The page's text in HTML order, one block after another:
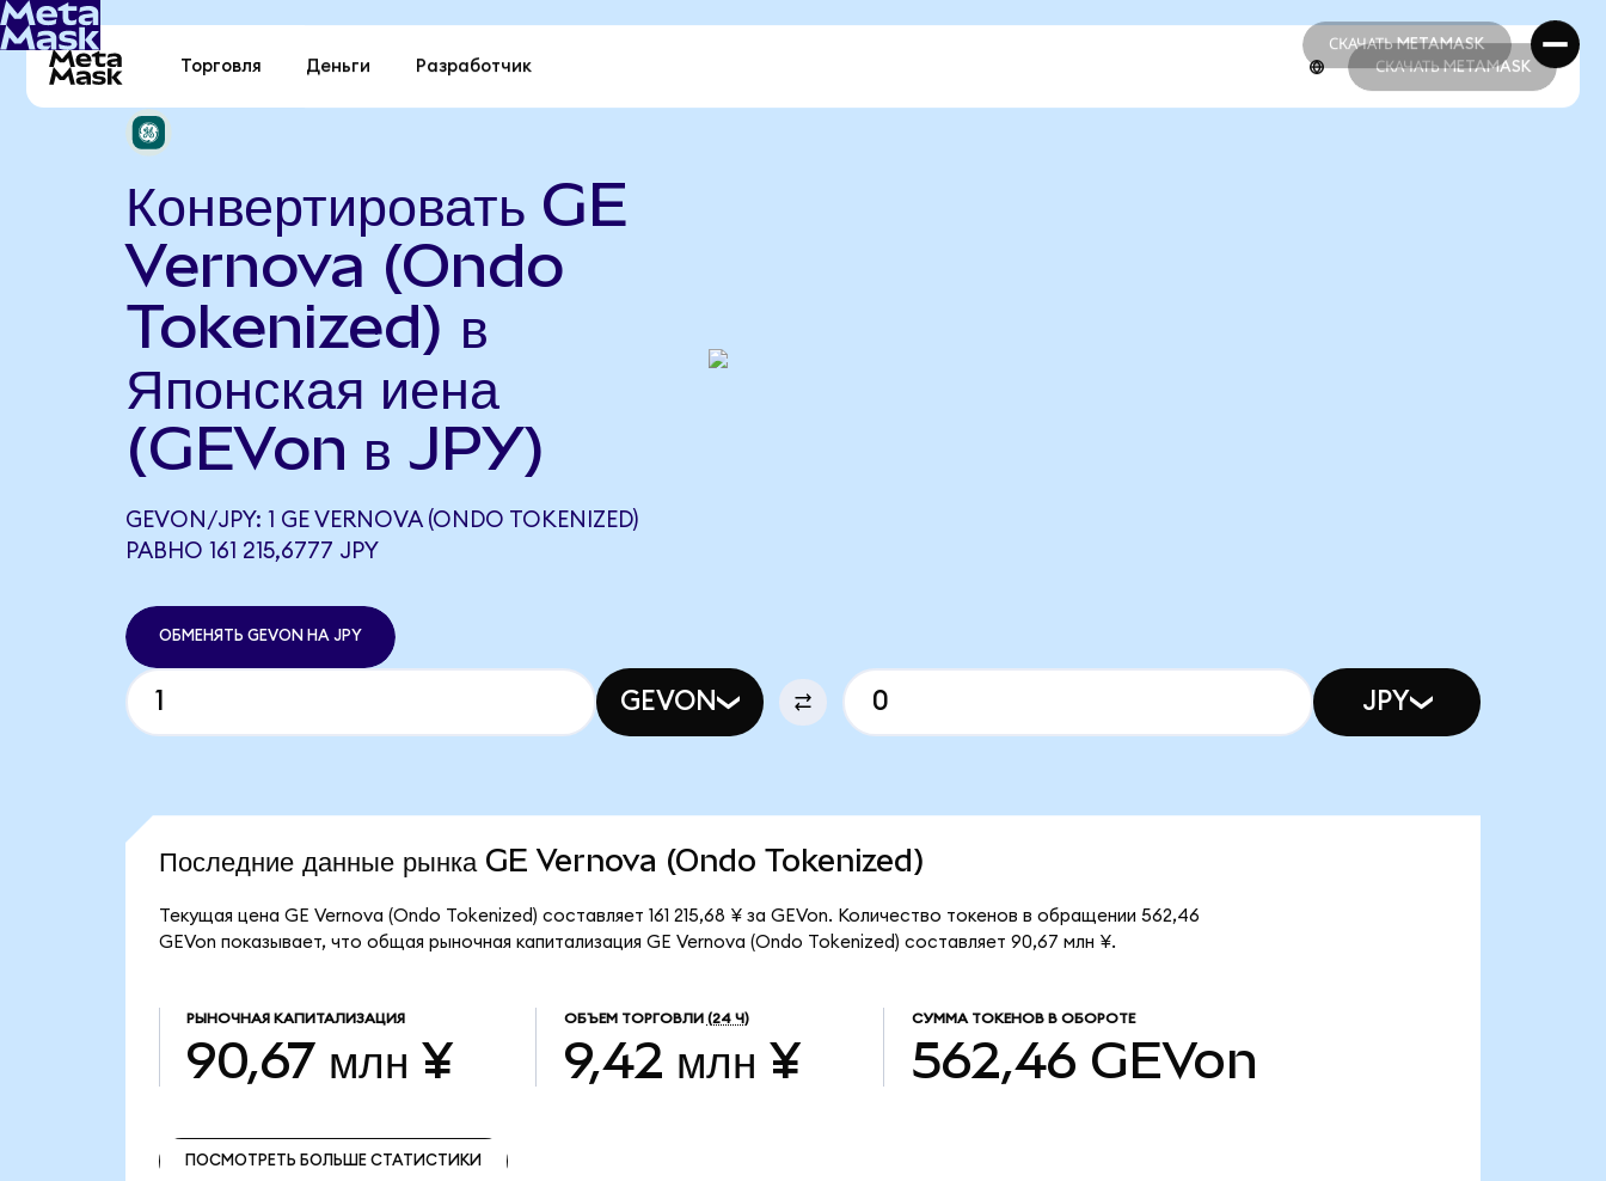
СКАЧАТЬ METAMASK
СКАЧАТЬ METAMASK
Торговля Деньги Разработчик СКАЧАТЬ METAMASK
Конвертировать GE
Vernova (Ondo
Tokenized) в
Японская иена
(GEVon в JPY)
GEVON/JPY: 1 GE VERNOVA (ONDO TOKENIZED)
РАВНО 161 215,6777 JPY
ОБМЕНЯТЬ GEVON НА JPY
GEVON JPY
Последние данные рынка GE Vernova (Ondo Tokenized)
Текущая цена GE Vernova (Ondo Tokenized) составляет 161 215,68 ¥ за GEVon. Количество токенов в обращении 562,46
GEVon показывает, что общая рыночная капитализация GE Vernova (Ondo Tokenized) составляет 90,67 млн ¥.
РЫНОЧНАЯ КАПИТАЛИЗАЦИЯ
90,67 млн ¥
ОБЪЕМ ТОРГОВЛИ (24 Ч)
9,42 млн ¥
СУММА ТОКЕНОВ В ОБОРОТЕ
562,46 GEVon
ПОСМОТРЕТЬ БОЛЬШЕ СТАТИСТИКИ